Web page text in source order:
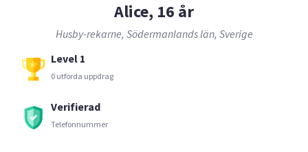
Alice, 16 år
Husby-rekarne, Södermanlands län, Sverige
Level 1
0 utförda uppdrag
Verifierad
Telefonnummer